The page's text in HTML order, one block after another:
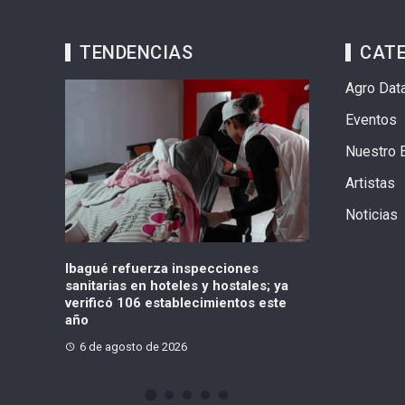
TENDENCIAS
«No existe un contrato para la obra
definitiva»: concejal lanzó
advertencia sobre el Multicampus
Agro
Eventos
Nuestro
Artistas
Noticias